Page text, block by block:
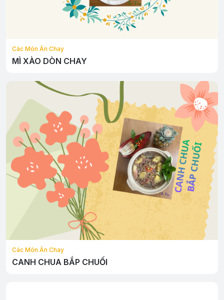
Các Món Ăn Chay
MÌ XÀO DÒN CHAY
Các Món Ăn Chay
CANH CHUA BẮP CHUỐI